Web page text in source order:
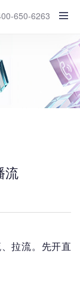
650-6263
流
拉流。先开直